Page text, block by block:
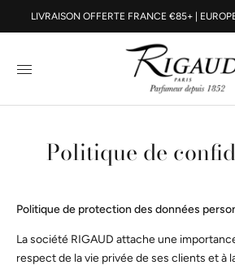
LIVRAISON OFFERTE FRANCE €85+ |
Politique de
Politique de protection des données
La société RIGAUD attache une
respect de la vie privée de ses clients et à